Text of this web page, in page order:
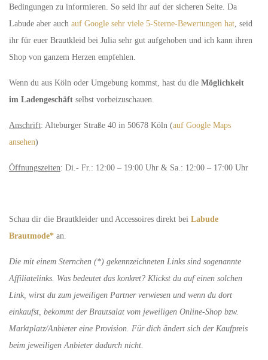
Bedingungen zu informieren. So seid ihr auf der sicheren Seite. Da
Labude aber auch auf Google sehr viele 5-Sterne-Bewertungen hat, seid
ihr für euer Brautkleid bei Julia sehr gut aufgehoben und ich kann ihren
Shop von ganzem Herzen empfehlen.
Wenn du aus Köln oder Umgebung kommst, hast du die Möglichkeit
im Ladengeschäft selbst vorbeizuschauen.
Anschrift: Alteburger Straße 40 in 50678 Köln (auf Google Maps
ansehen)
Öffnungszeiten: Di.- Fr.: 12:00 – 19:00 Uhr & Sa.: 12:00 – 17:00 Uhr
Schau dir die Brautkleider und Accessoires direkt bei Labude
Brautmode* an.
Die mit einem Sternchen (*) gekennzeichneten Links sind sogenannte
Affiliatelinks. Was bedeutet das konkret? Klickst du auf einen solchen
Link, wirst du zum jeweiligen Partner verwiesen und wenn du dort
einkaufst, bekommt der Brautsalat vom jeweiligen Online-Shop bzw.
Marktplatz/Anbieter eine Provision. Für dich ändert sich der Kaufpreis
beim jeweiligen Anbieter dadurch nicht.